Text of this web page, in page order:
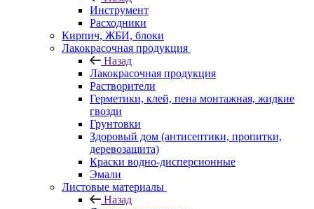
Инструмент
Расходники
Кирпич, ЖБИ, блоки
Лакокрасочная продукция
Назад
Лакокрасочная продукция
Растворители
Герметики, клей, пена монтажная, жидкие
гвозди
Грунтовки
Здоровый дом (антисептики, пропитки,
деревозащита)
Краски водно-дисперсионные
Эмали
Листовые материалы
Назад